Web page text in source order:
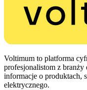
Voltimum to platforma
profesjonalistom z
informacje o produktach,
elektrycznego.